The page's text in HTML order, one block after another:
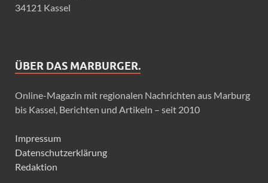
34121 Kassel
ÜBER DAS MARBURGER.
Online-Magazin mit regionalen Nachrichten aus Marburg
bis Kassel, Berichten und Artikeln – seit 2010
Impressum
Datenschutzerklärung
Redaktion